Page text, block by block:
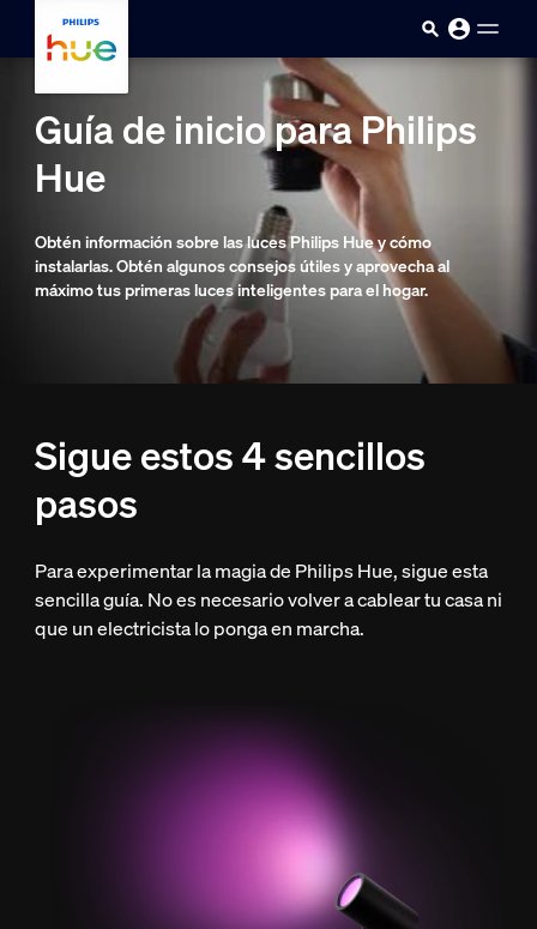
Saltar al contenido principal
Guía de inicio para Philips
Hue
Obtén información sobre las luces Philips Hue y cómo
instalarlas. Obtén algunos consejos útiles y aprovecha al
máximo tus primeras luces inteligentes para el hogar.
Sigue estos 4 sencillos
pasos
Para experimentar la magia de Philips Hue, sigue esta
sencilla guía. No es necesario volver a cablear tu casa ni
que un electricista lo ponga en marcha.